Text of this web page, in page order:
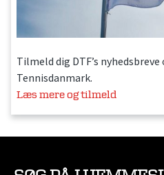
Tilmeld dig DTF’s
Tennisdanmark.
Læs mere og tilmeld